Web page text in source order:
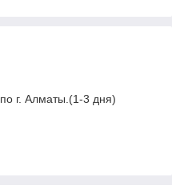
г. Алматы.(1-3 дня)